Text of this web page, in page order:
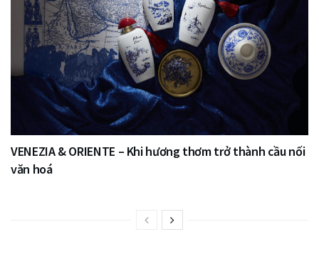
VENEZIA & ORIENTE – Khi hương thơm trở thành cầu nối
văn hoá